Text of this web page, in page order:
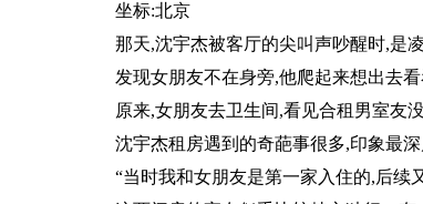
坐标:北京
那天,沈宇杰被客厅的尖叫声吵醒时,是凌
发现女朋友不在身旁,他爬起来想出去
原来,女朋友去卫生间,看见合租男室友
沈宇杰租房遇到的奇葩事很多,印象最深
“当时我和女朋友是第一家入住的,后续